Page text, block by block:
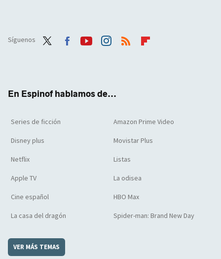
Síguenos
En Espinof hablamos de...
Series de ficción Amazon Prime Video
Disney plus Movistar Plus
Netflix Listas
Apple TV La odisea
Cine español HBO Max
La casa del dragón Spider-man: Brand New Day
VER MÁS TEMAS